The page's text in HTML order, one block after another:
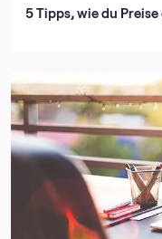
5 Tipps, wie du